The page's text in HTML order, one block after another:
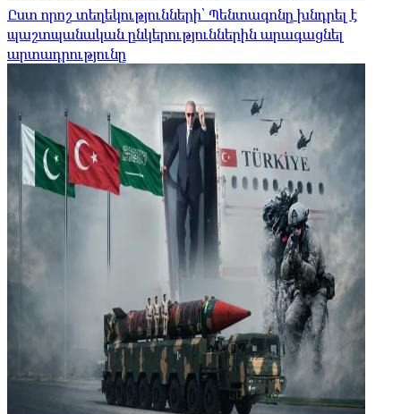
Ըստ որոշ տեղեկությունների՝ Պենտագոնը խնդրել է
պաշտպանական ընկերություններին արագացնել
արտադրությունը